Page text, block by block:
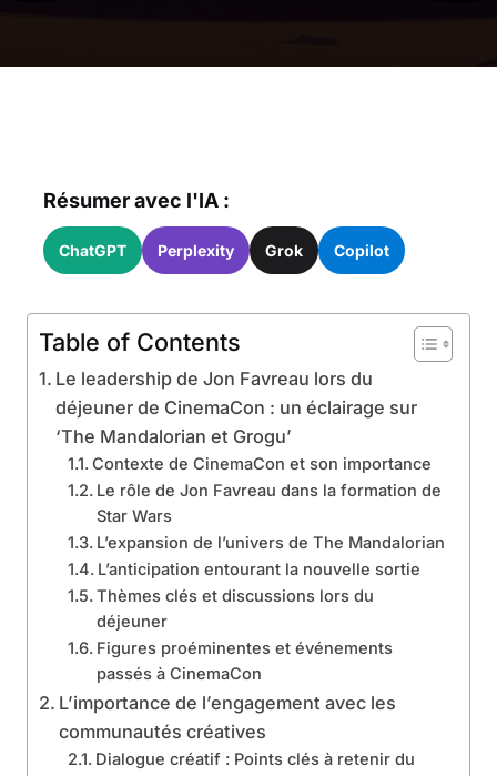
Résumer avec l'IA :
ChatGPT Perplexity Grok Copilot
Table of Contents
Le leadership de Jon Favreau lors du
déjeuner de CinemaCon : un éclairage sur
‘The Mandalorian et Grogu’
Contexte de CinemaCon et son importance
Le rôle de Jon Favreau dans la formation de
Star Wars
L’expansion de l’univers de The Mandalorian
L’anticipation entourant la nouvelle sortie
Thèmes clés et discussions lors du
déjeuner
Figures proéminentes et événements
passés à CinemaCon
L’importance de l’engagement avec les
communautés créatives
Dialogue créatif : Points clés à retenir du